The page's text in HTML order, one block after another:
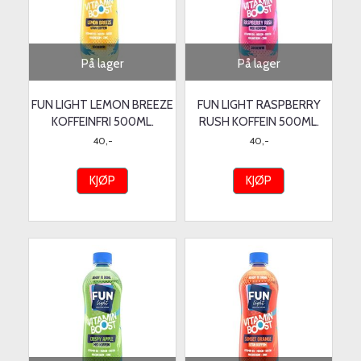
På lager
FUN LIGHT LEMON BREEZE
KOFFEINFRI 500ML.
40,-
KJØP
På lager
FUN LIGHT RASPBERRY
RUSH KOFFEIN 500ML.
40,-
KJØP